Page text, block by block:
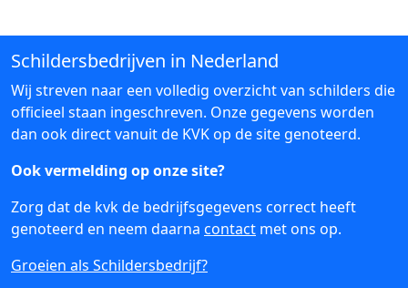
Schildersbedrijven in Nederland
Wij streven naar een volledig overzicht van schilders die
officieel staan ingeschreven. Onze gegevens worden
dan ook direct vanuit de KVK op de site genoteerd.
Ook vermelding op onze site?
Zorg dat de kvk de bedrijfsgegevens correct heeft
genoteerd en neem daarna contact met ons op.
Groeien als Schildersbedrijf?